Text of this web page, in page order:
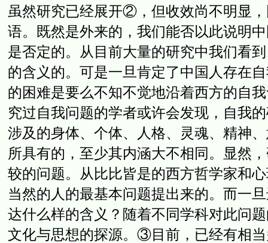
虽然研究已经展开②，但收效尚不明显
语。既然是外来的，我们能否以此说明
是否定的。从目前大量的研究中我们看
的含义的。可是一旦肯定了中国人存在
的困难是要么不知不觉地沿着西方的自
究过自我问题的学者或许会发现，自我
涉及的身体、个体、人格、灵魂、精神
所具有的，至少其内涵大不相同。显然
较的问题。从比比皆是的西方哲学家和
当然的人的最基本问题提出来的。而一
达什么样的含义？随着不同学科对此问
文化与思想的探源。③目前，已经有相